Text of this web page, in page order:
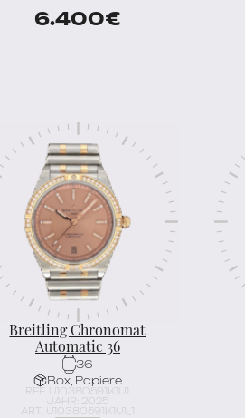
6.400€
Breitling Chronomat
Automatic 36
36
Box, Papiere
REF. U10380591K1U1
JAHR: 2025
ART. U10380591K1U1_1